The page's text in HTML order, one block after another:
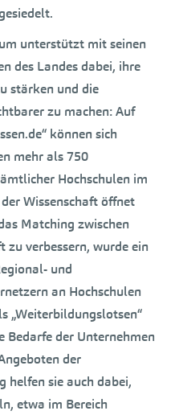
unterstützt mit seinen
des Landes dabei, ihre
stärken und die
zu machen: Auf
können sich
mehr als 750
Hochschulen im
Wissenschaft öffnet
Matching zwischen
zu verbessern, wurde ein
und
an Hochschulen
„Weiterbildungslotsen“
der Unternehmen
der
helfen sie auch dabei,
etwa im Bereich